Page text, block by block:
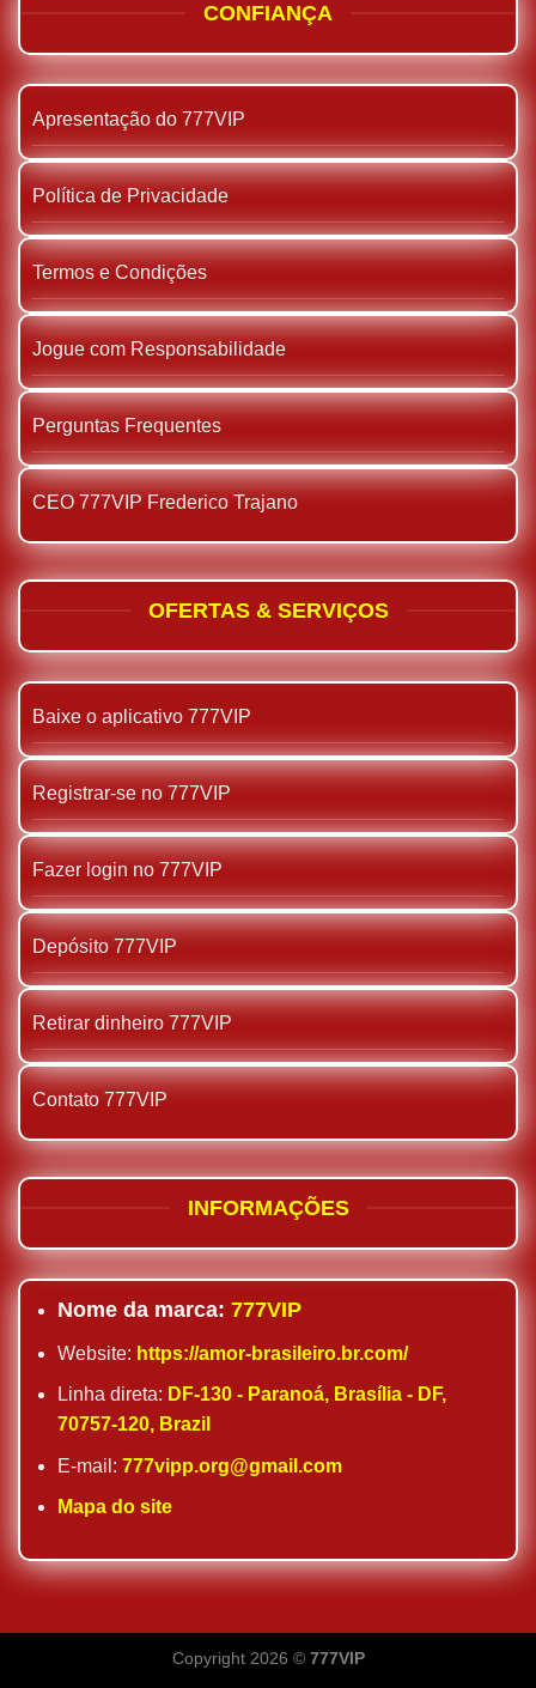
CONFIANÇA
Apresentação do 777VIP
Política de Privacidade
Termos e Condições
Jogue com Responsabilidade
Perguntas Frequentes
CEO 777VIP Frederico Trajano
OFERTAS & SERVIÇOS
Baixe o aplicativo 777VIP
Registrar-se no 777VIP
Fazer login no 777VIP
Depósito 777VIP
Retirar dinheiro 777VIP
Contato 777VIP
INFORMAÇÕES
Nome da marca: 777VIP
Website: https://amor-brasileiro.br.com/
Linha direta: DF-130 - Paranoá, Brasília - DF,
70757-120, Brazil
E-mail: 777vipp.org@gmail.com
Mapa do site
Copyright 2026 © 777VIP